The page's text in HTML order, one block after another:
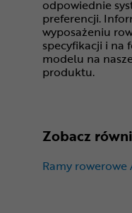
odpowiednie
preferencji.
wyposażeniu
specyfikacji i na
modelu na
produktu.
Zobacz
Ramy rowerowe